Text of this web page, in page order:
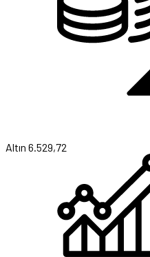
Altın 6.529,72